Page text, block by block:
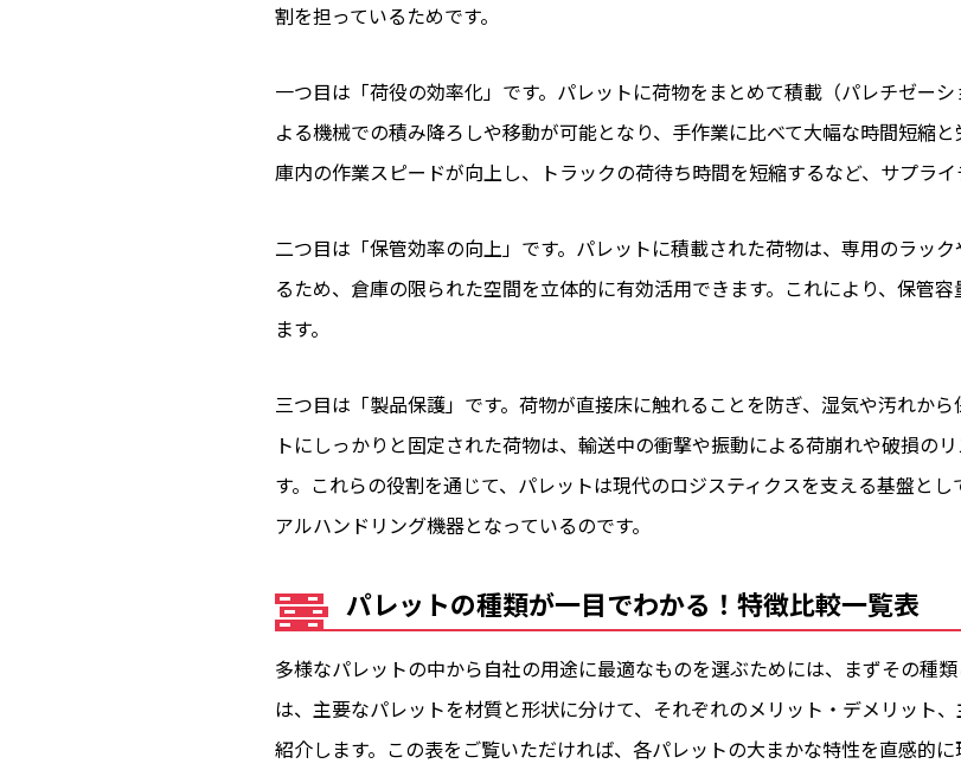
割を担っているためです。
一つ目は「荷役の効率化」です。パレットに荷物をまとめて積載（パレチゼー
よる機械での積み降ろしや移動が可能となり、手作業に比べて大幅な時間短縮
庫内の作業スピードが向上し、トラックの荷待ち時間を短縮するなど、サプライ
二つ目は「保管効率の向上」です。パレットに積載された荷物は、専用のラッ
るため、倉庫の限られた空間を立体的に有効活用できます。これにより、保管
ます。
三つ目は「製品保護」です。荷物が直接床に触れることを防ぎ、湿気や汚れか
トにしっかりと固定された荷物は、輸送中の衝撃や振動による荷崩れや破損の
す。これらの役割を通じて、パレットは現代のロジスティクスを支える基盤と
アルハンドリング機器となっているのです。
パレットの種類が一目でわかる！特徴比較一覧表
多様なパレットの中から自社の用途に最適なものを選ぶためには、まずその種
は、主要なパレットを材質と形状に分けて、それぞれのメリット・デメリット
紹介します。この表をご覧いただければ、各パレットの大まかな特性を直感的